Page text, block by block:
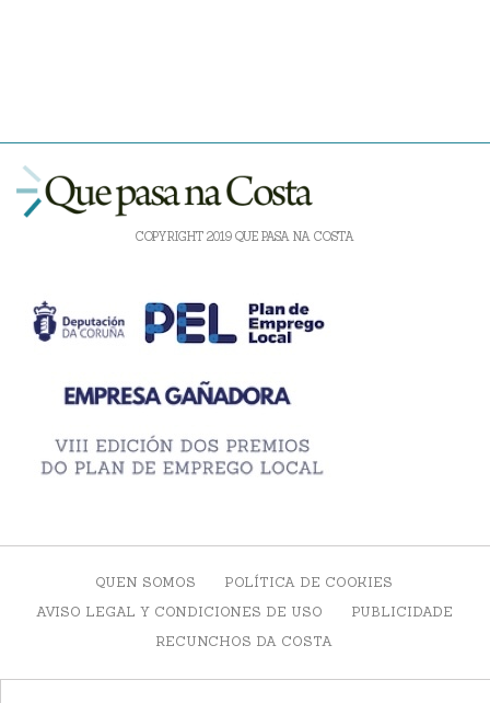
COPYRIGHT 2019 QUE PASA NA COSTA
QUEN SOMOS
POLÍTICA DE COOKIES
AVISO LEGAL Y CONDICIONES DE USO
PUBLICIDADE
RECUNCHOS DA COSTA